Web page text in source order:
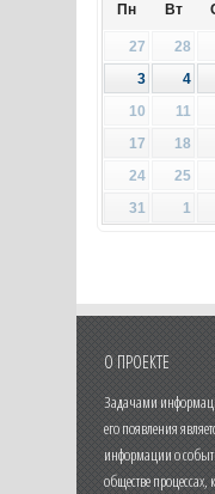
Пн Вт
27 28
3
4
10
11
17
18
24
25
31
1
О ПРОЕКТЕ
Задачами
его появления
информации о
обществе